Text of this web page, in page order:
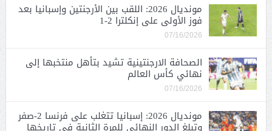
مونديال 2026: اللقب بين الأرجنتين وإسبانيا بعد
فوز الأولى على إنكلترا 2-1
07/16/2026
الصحافة الارجنتينية تشيد بتأهل منتخبها إلى
نهائي كأس العالم
07/16/2026
مونديال 2026: إسبانيا تتغلب على فرنسا 2-صفر
وتبلغ الدور النهائي للمرة الثانية في تاريخها